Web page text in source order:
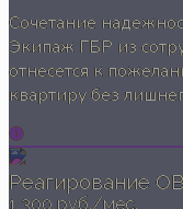
Сочетание
Экипаж ГБР из
отнесется к
квартиру без
Реагирование
1 300 руб./мес.